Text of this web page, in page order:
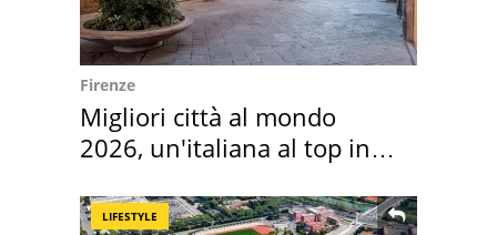
Firenze
Migliori città al mondo
2026, un'italiana al top in
LIFESTYLE